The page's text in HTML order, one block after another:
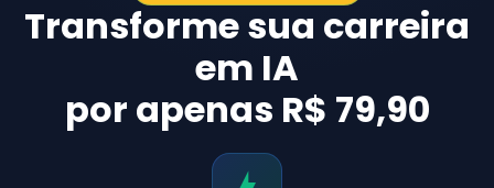
Transforme sua carreira
em IA
por apenas R$ 79,90